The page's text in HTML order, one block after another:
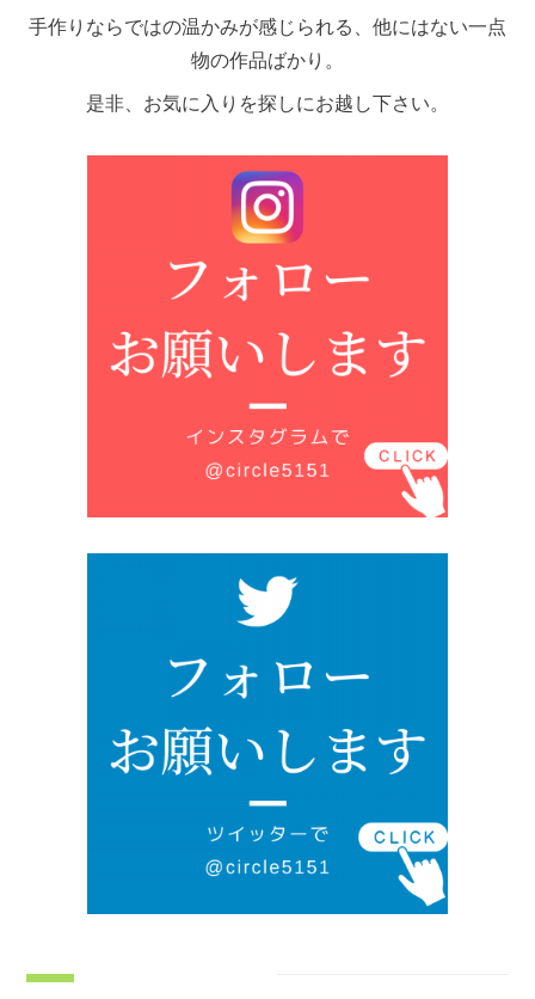
手作りならではの温かみが感じられる、他にはない一点
物の作品ばかり。
是非、お気に入りを探しにお越し下さい。